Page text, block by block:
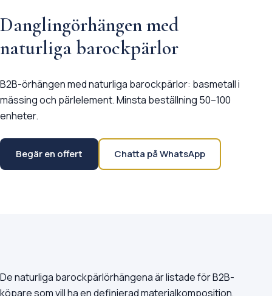
Danglingörhängen med
naturliga barockpärlor
B2B-örhängen med naturliga barockpärlor: basmetall i
mässing och pärlelement. Minsta beställning 50–100
enheter.
Begär en offert Chatta på WhatsApp
De naturliga barockpärlörhängena är listade för B2B-
köpare som vill ha en definierad materialkomposition,